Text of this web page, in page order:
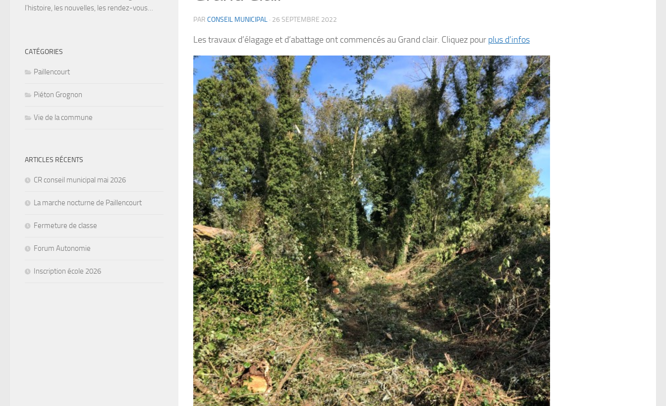
PAR CONSEIL MUNICIPAL · 26 SEPTEMBRE 2022
Les travaux d’élagage et d’abattage ont commencés au Grand clair. Cliquez pour plus d’infos
l’histoire, les nouvelles, les rendez-vous…
CATÉGORIES
Paillencourt
Piéton Grognon
Vie de la commune
ARTICLES RÉCENTS
CR conseil municipal mai 2026
La marche nocturne de Paillencourt
Fermeture de classe
Forum Autonomie
Inscription école 2026